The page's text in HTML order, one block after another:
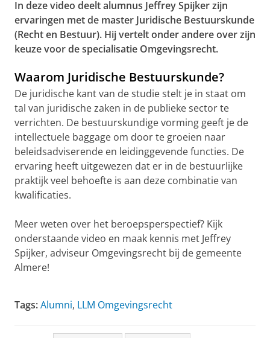
In deze video deelt alumnus Jeffrey Spijker zijn
ervaringen met de master Juridische Bestuurskunde
(Recht en Bestuur). Hij vertelt onder andere over zijn
keuze voor de specialisatie Omgevingsrecht.
Waarom Juridische Bestuurskunde?
De juridische kant van de studie stelt je in staat om
tal van juridische zaken in de publieke sector te
verrichten. De bestuurskundige vorming geeft je de
intellectuele baggage om door te groeien naar
beleidsadviserende en leidinggevende functies. De
ervaring heeft uitgewezen dat er in de bestuurlijke
praktijk veel behoefte is aan deze combinatie van
kwalificaties.
Meer weten over het beroepsperspectief? Kijk
onderstaande video en maak kennis met Jeffrey
Spijker, adviseur Omgevingsrecht bij de gemeente
Almere!
Jeffrey Spijker over de master Juridische Bestuurskunde
video te zien
Tags:Alumni, LLM Omgevingsrecht